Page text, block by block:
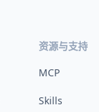
资源与支持
MCP
Skills